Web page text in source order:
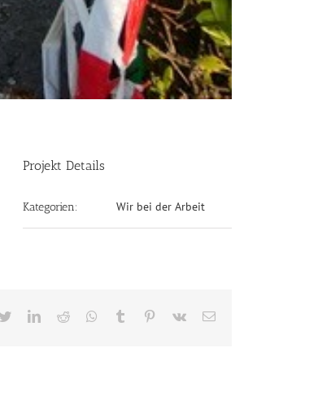
Projekt Details
Kategorien: Wir bei der Arbeit
TwitterLinkedIn
Reddit Whatsapp
Tumblr Pinterest
Vk Email